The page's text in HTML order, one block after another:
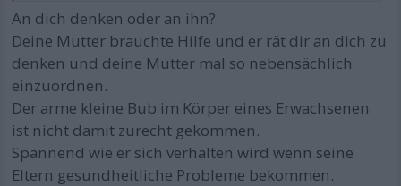
Gründen nur am Wochenende da.
An dich denken oder an ihn?
Deine Mutter brauchte Hilfe und er rät dir an dich zu
denken und deine Mutter mal so nebensächlich
einzuordnen.
Der arme kleine Bub im Körper eines Erwachsenen
ist nicht damit zurecht gekommen.
Spannend wie er sich verhalten wird wenn seine
Eltern gesundheitliche Probleme bekommen.